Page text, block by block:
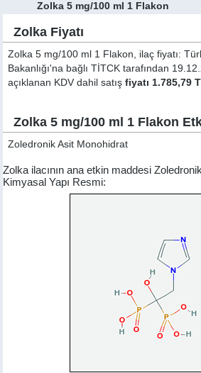
Zolka 5 mg/100 ml 1 Flakon
Zolka Fiyatı
Zolka 5 mg/100 ml 1 Flakon, ilaç fiyatı:
Bakanlığı'na bağlı TİTCK tarafından
açıklanan KDV dahil satışfiyatı 1.785,79
Zolka 5 mg/100 ml 1 Flakon
Zoledronik Asit Monohidrat
Zolka ilacının ana etkin maddesi
Kimyasal Yapı Resmi: